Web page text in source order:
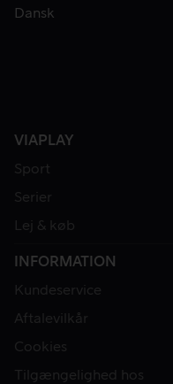
Dansk
VIAPLAY
Sport
Serier
Lej & køb
INFORMATION
Kundeservice
Aftalevilkår
Cookies
Tilgængelighed hos